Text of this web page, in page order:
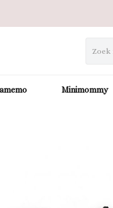
Minimommy